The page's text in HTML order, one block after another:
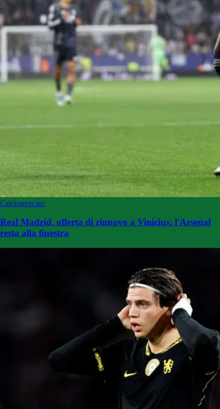
Calciomercato
Real Madrid, offerta di rinnovo a Vinicius: l'Arsenal
resta alla finestra